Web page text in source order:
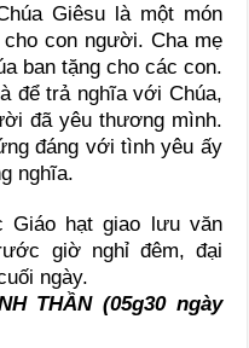
Giêsu là một món
cho con người. Cha mẹ
ban tặng cho các con.
để trả nghĩa với Chúa,
đã yêu thương mình.
đáng với tình yêu ấy
nghĩa.
Giáo hạt giao lưu văn
giờ nghỉ đêm, đại
ngày.
THẦN (05g30 ngày